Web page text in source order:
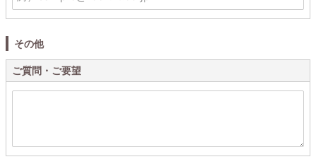
その他
ご質問・ご要望